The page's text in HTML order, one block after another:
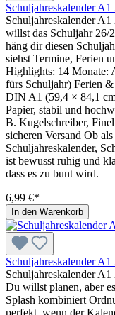
Schuljahreskalender
Schuljahreskalender
willst das Schuljahr 26/
häng dir diesen
siehst Termine, Ferien
Highlights: 14 Monate:
fürs Schuljahr) Ferien
DIN A1 (59,4 × 84,1
Papier, stabil und
B. Kugelschreiber,
sicheren Versand Ob
Schuljahreskalender,
ist bewusst ruhig und
dass es zu bunt wird.
6,99 €*
In den Warenkorb
Schuljahreskalender
Schuljahreskalender
Du willst planen, aber
Splash kombiniert
perfekt, wenn der